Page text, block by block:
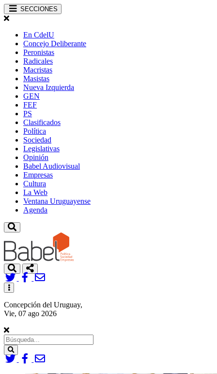
SECCIONES
En CdelU
Concejo Deliberante
Peronistas
Radicales
Macristas
Masistas
Nueva Izquierda
GEN
FEF
PS
Clasificados
Política
Sociedad
Legislativas
Opinión
Babel Audiovisual
Empresas
Cultura
La Web
Ventana Uruguayense
Agenda
Toggle
navigation
Concepción del Uruguay,
Vie, 07 ago 2026
Search